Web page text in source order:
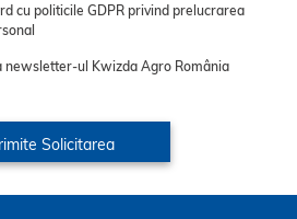
newsletter-ul Kwizda Agro România